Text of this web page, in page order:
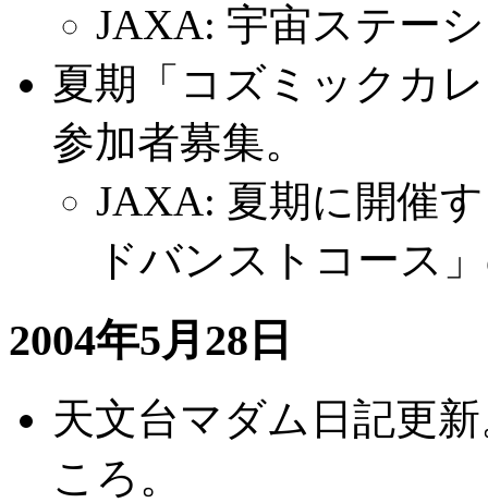
JAXA: 宇宙ステー
夏期「コズミックカ
参加者募集。
JAXA: 夏期に開催
ドバンストコース
2004年5月28日
天文台マダム日記更
ころ。